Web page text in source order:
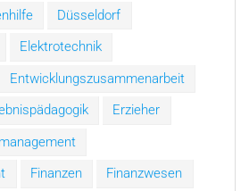
Düsseldorf
Elektrotechnik
Entwicklungszusammenarbeit
Erzieher
Finanzen
Finanzwesen